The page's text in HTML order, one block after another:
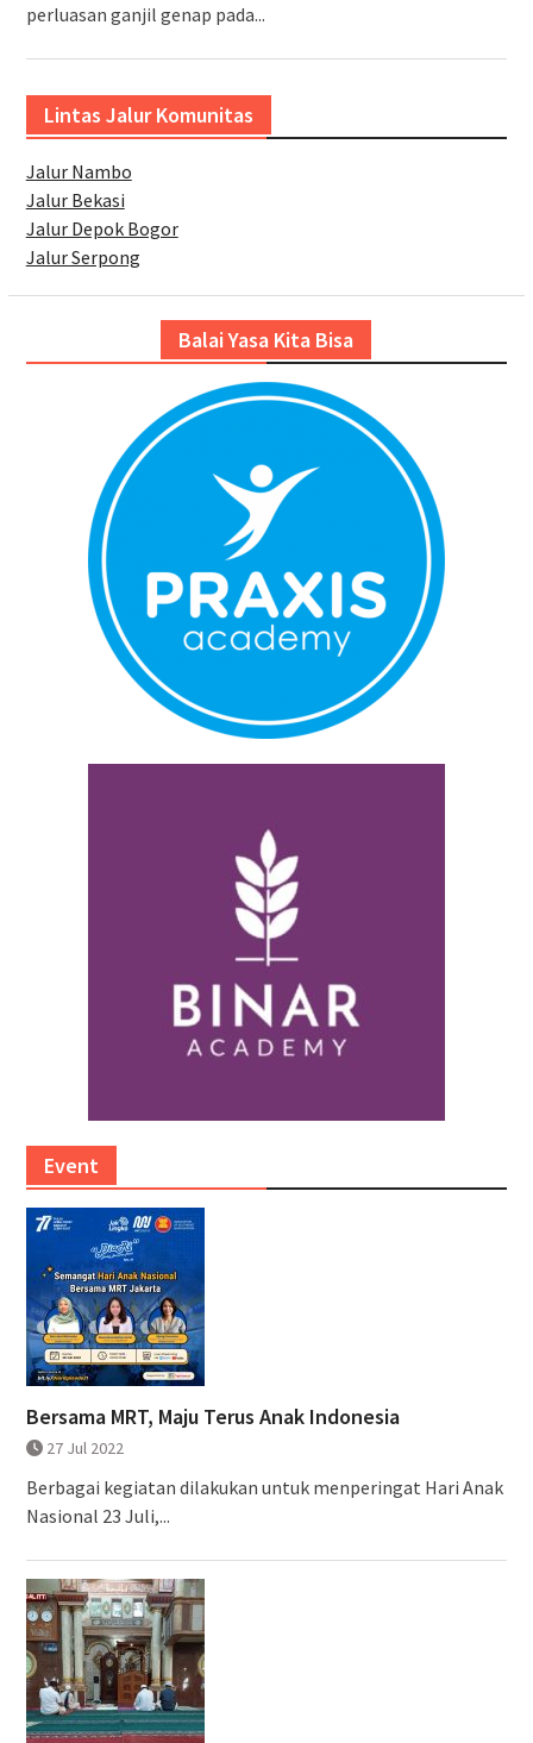
perluasan ganjil genap pada...
Lintas Jalur Komunitas
Jalur Nambo
Jalur Bekasi
Jalur Depok Bogor
Jalur Serpong
Balai Yasa Kita Bisa
Event
Bersama MRT, Maju Terus Anak Indonesia
27 Jul 2022
Berbagai kegiatan dilakukan untuk menperingat Hari Anak
Nasional 23 Juli,...